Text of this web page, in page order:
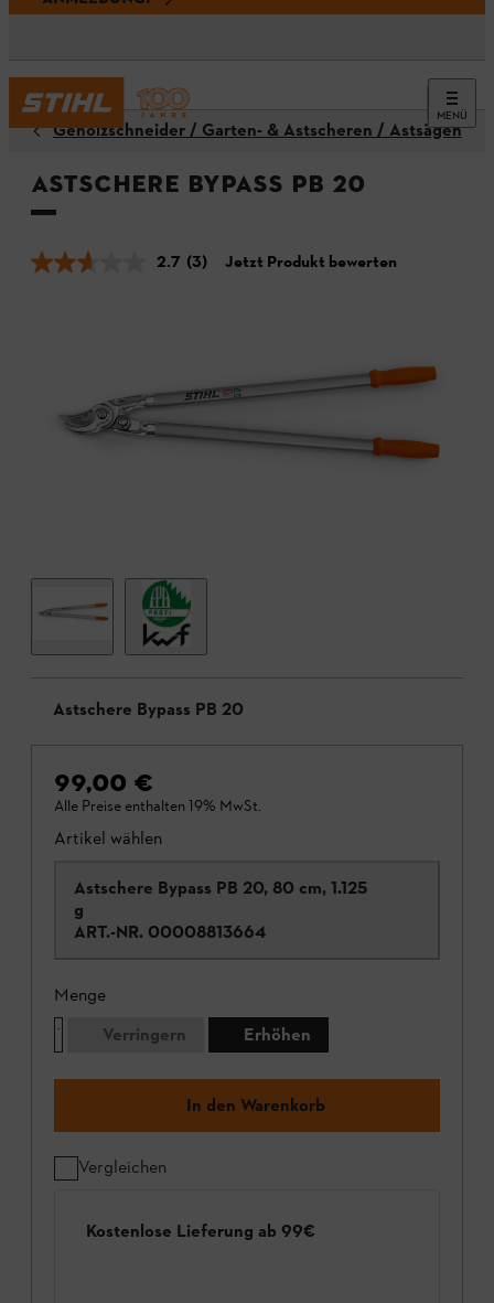
MENÜ
Gehölzschneider / Garten- & Astscheren / Astsägen
Astschere Bypass PB 20
2.7 (3) Jetzt Produkt bewerten
Astschere Bypass PB 20
99,00 €
Alle Preise enthalten 19% MwSt.
Artikel wählen
Astschere Bypass PB 20, 80 cm, 1.125
g
ART.-NR. 00008813664
Menge
Verringern
Erhöhen
In den Warenkorb
Vergleichen
Kostenlose Lieferung ab 99€